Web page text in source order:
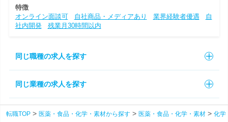
特徴
オンライン面談可
自社商品・メディアあり 業界経験者優遇
自
社内開発
残業月30時間以内
同じ職種の求人を探す
同じ業種の求人を探す
転職TOP 医薬・食品・化学・素材から探す 医薬・食品・化学・素材 化学